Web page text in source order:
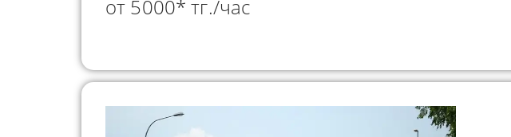
от 5000* тг./час